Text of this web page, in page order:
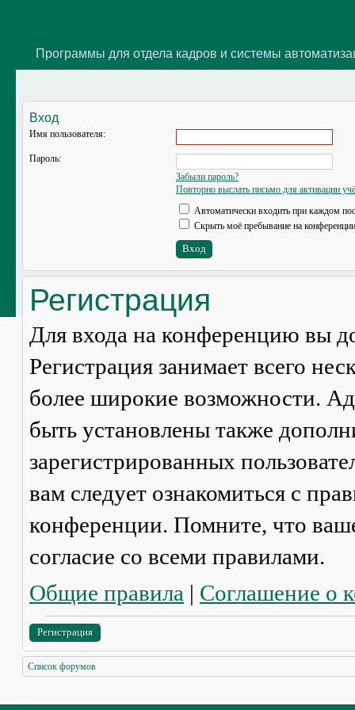
Программы для отдела кадров и системы
Вход
Имя пользователя:
Пароль:
Забыли пароль?
Повторно выслать письмо для активации
Автоматически входить при каждом
Скрыть моё пребывание на
Регистрация
Для входа на конференцию вы
Регистрация занимает всего
более широкие возможности.
быть установлены также
зарегистрированных
вам следует ознакомиться с
конференции. Помните, что
согласие со всеми правилами.
Общие правила | Соглашение о
Регистрация
Список форумов